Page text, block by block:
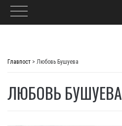
Главпост > Любовь Бушуева
ЛЮБОВЬ БУШУЕВА